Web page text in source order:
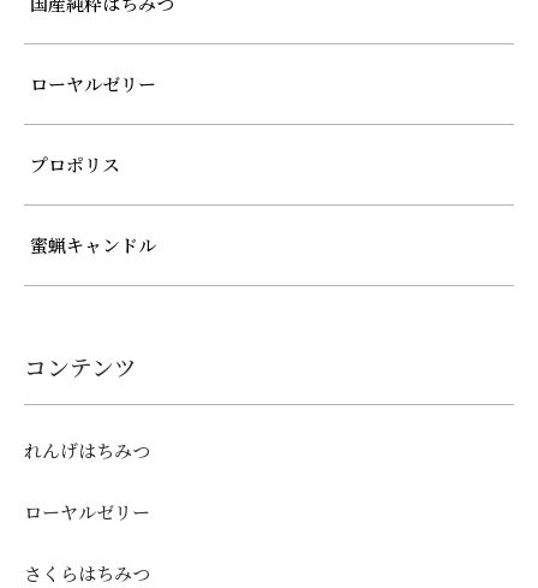
ローヤルゼリー
プロポリス
蜜蝋キャンドル
コンテンツ
れんげはちみつ
ローヤルゼリー
さくらはちみつ